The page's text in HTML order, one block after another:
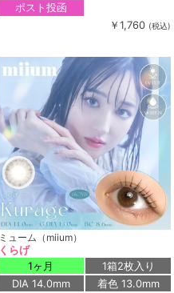
ポスト投函
￥1,760 (税込)
ミューム（miium）
くらげ
1ヶ月
1箱2枚入り
DIA 14.0mm
着色 13.0mm